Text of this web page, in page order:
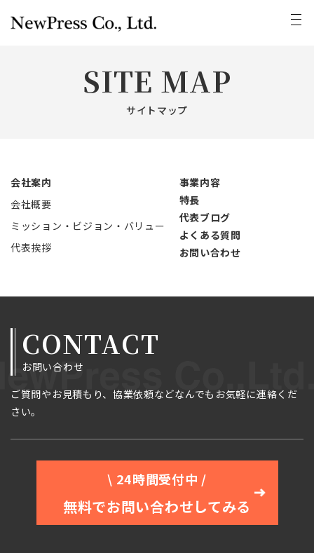
SITE MAP
サイトマップ
会社案内
会社概要
ミッション・ビジョン・バリュー
代表挨拶
事業内容
特長
代表ブログ
よくある質問
お問い合わせ
CONTACT
お問い合わせ
ご質問やお見積もり、協業依頼などなんでもお気軽に連絡くだ
さい。
\ 24時間受付中 /
無料でお問い合わせしてみる